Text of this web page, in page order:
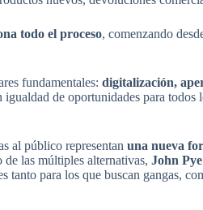
todo el proceso, comenzando
fundamentales: digitalización,
igualdad de oportunidades para
al público representan una nueva
de las múltiples alternativas, John
tanto para los que buscan gangas,